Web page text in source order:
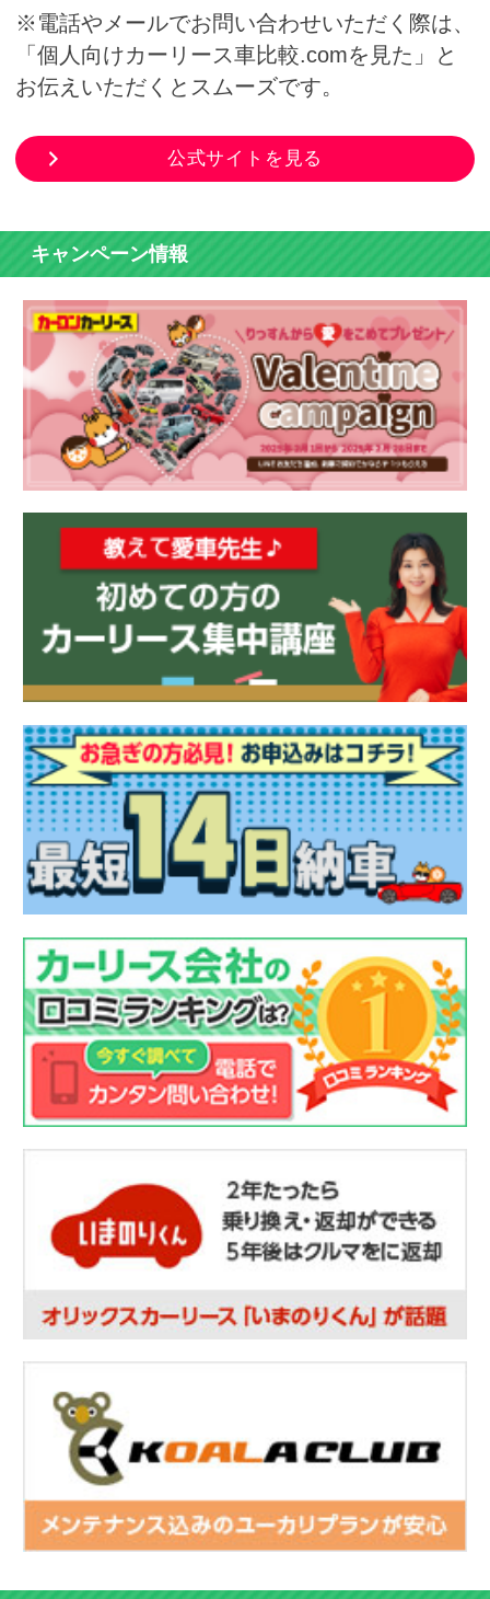
※電話やメールでお問い合わせいただく際は、
「個人向けカーリース車比較.comを見た」と
お伝えいただくとスムーズです。
公式サイトを見る
キャンペーン情報